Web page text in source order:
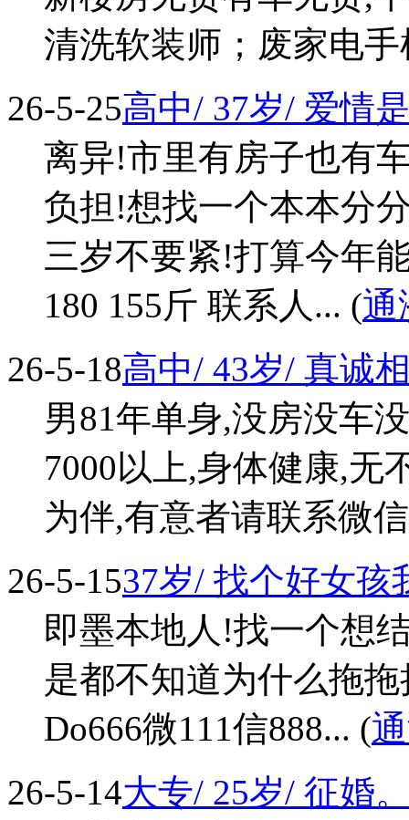
清洗软装师；废家电手
26-5-25高中/ 37岁/ 爱情
离异!市里有房子也有
负担!想找一个本本分
三岁不要紧!打算今年
180 155斤 联系人... (通
26-5-18高中/ 43岁/ 真诚
男81年单身,没房没车
7000以上,身体健康,无
为伴,有意者请联系微
26-5-1537岁/ 找个好女孩
即墨本地人!找一个想
是都不知道为什么拖
Do666微111信888... (
26-5-14大专/ 25岁/ 征婚